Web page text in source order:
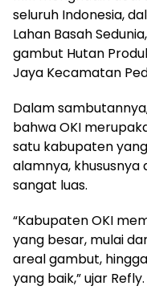
seluruh Indonesia,
Lahan Basah
gambut Hutan
Jaya Kecamatan
Dalam
bahwa OKI
satu kabupaten
alamnya,
sangat luas.
“Kabupaten OKI
yang besar, mulai
areal gambut,
yang baik,” ujar Refly.